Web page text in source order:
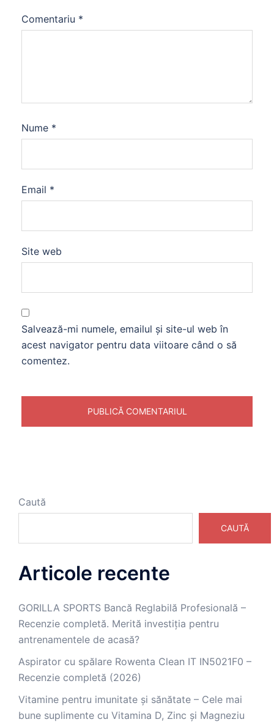
Comentariu *
Nume *
Email *
Site web
Salvează-mi numele, emailul și site-ul web în
acest navigator pentru data viitoare când o să
comentez.
Caută
CAUTĂ
Articole recente
GORILLA SPORTS Bancă Reglabilă Profesională –
Recenzie completă. Merită investiția pentru
antrenamentele de acasă?
Aspirator cu spălare Rowenta Clean IT IN5021F0 –
Recenzie completă (2026)
Vitamine pentru imunitate și sănătate – Cele mai
bune suplimente cu Vitamina D, Zinc și Magneziu